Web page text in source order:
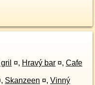
¤, Hravý bar ¤, Cafe
, Skanzeen ¤, Vinný